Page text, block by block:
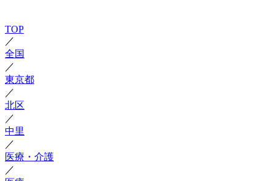
TOP
／
全国
／
東京都
／
北区
／
中里
／
医療・介護
／